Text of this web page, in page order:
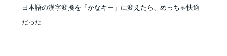
日本語の漢字変換を「かなキー」に変えたら、めっちゃ快適
だった